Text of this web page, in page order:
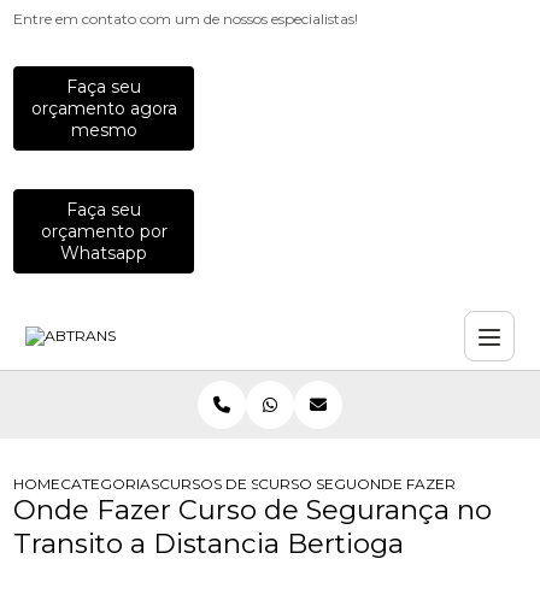
Entre em contato com um de nossos especialistas!
Faça seu
orçamento agora
mesmo
Faça seu
orçamento por
Whatsapp
HOMECATEGORIASCURSOS DE SEGURANCA NO TRANSITO
CURSO SEGURANCA NO TRANSITO
ONDE FAZER CURSO
Onde Fazer Curso de Segurança no
Transito a Distancia Bertioga